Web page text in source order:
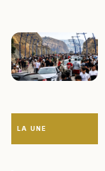
LA UNE